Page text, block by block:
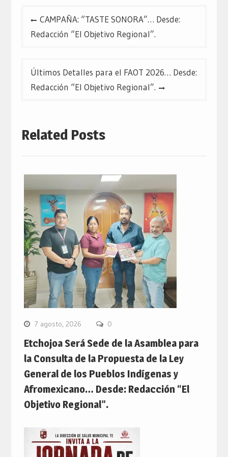
Navegación
de
CAMPAÑA: “TASTE SONORA”… Desde:
Redacción “El Objetivo Regional”.
Últimos Detalles para el FAOT 2026… Desde:
Redacción “El Objetivo Regional”.
Related Posts
7 agosto, 2026 0
Etchojoa Será Sede de la Asamblea para
la Consulta de la Propuesta de la Ley
General de los Pueblos Indígenas y
Afromexicano… Desde: Redacción “El
Objetivo Regional”.